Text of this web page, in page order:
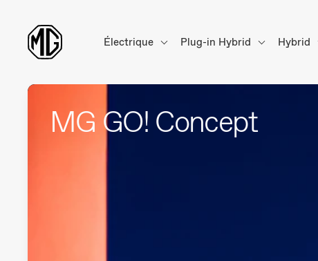
Électrique Plug-in Hybrid Hybrid
MG GO! Concept